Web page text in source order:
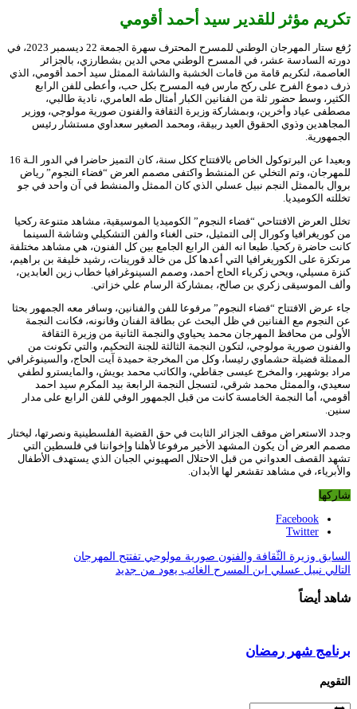
تكريم مؤثر للقدير سيد أحمد أقومي
رُفع ستار المهرجان الوطني للمسرح المحترف سهرة الجمعة 22 ديسمبر 2023، في
دورته السادسة عشر، في المسرح الوطني محي الدين بشطارزي، بالجزائر
العاصمة، لتكريم قامة من قامات الخشبة والشاشة الممثل سيد أحمد أقومي، الذي
ذرف دموع الفرح على ركح مارس فيه المسرح بكل حب، وأعطى للفن الرابع
الكثير، وسط حضور ثلة من الفنانين الكبار أمثال طه العامري، نادية طالبي،
مصطفى عياد وأخرين، وبمشاركة وزيرة الثقافة والفنون صورية مولوجي، ووزير
المجاهدين وذوي الحقوق العيد ربيقة، ومحمد الصغير سعداوي مستشار رئيس
الجمهورية.
وبعيدا عن البرتوكول الخاص بالافتتاح ككل سنة، كان التميز حاضرا في الدور الـة 16
للمهرجان، وتم التخلي عن المنشط واكتفى مصمم العرض “فضاء النجوم” رياض
بروال بالممثل النجم نبيل عسلي الذي كان الممثل والمنشط في آن واحد في جو
تخللته الكوميديا.
تخلل العرض الافتتاحي “فضاء النجوم” الكوميديا الموسيقية، مشاهد متنوعة ركحيا
من كوريغرافيا وكورال إلى التمثيل، حتى الغناء والفن التشكيلي وشاشة السينما
كانت حاضرة ركحيا. طبعا انه الفن الرابع الجامع بين كل الفنون، هي مشاهد مختلفة
مرتكزة على الكوريغرافيا التي أعدها كل من خالد قورينات، رشيد خليفة بن براهيم،
كنزة مسيلي، ويحي زكرياء الحاج أحمد، وصمم السينوغرافيا خطاب زين العابدين،
وألف الموسيقى زكري بن صالح، بمشاركة الرسام علي خزاتي.
جاء عرض الافتتاح “فضاء النجوم” مرفوعا للفن والفنانين، وسافر معه الجمهور بحثا
عن النجوم مع الفنانين في ظل البحث عن بطاقة الفنان وقانونه، فكانت النجمة
الأولى من محافظ المهرجان محمد يحياوي والنجمة الثانية من وزيرة الثقافة
والفنون صورية مولوجي، لتكون النجمة الثالثة للجنة التحكيم، والتي تكونت من
الممثلة فضيلة حشماوي رئيسا، وكل من المخرجة حميدة آيت الحاج، والسينوغرافي
مراد بوشهير، والمخرج عيسى جقاطي، والكاتب محمد بويش، والمايسترو لطفي
سعيدي، والممثل محمد شرقي، لتسجل النجمة الرابعة بيد المكرم سيد احمد
أقومي، أما النجمة الخامسة كانت من قبل الجمهور الوفي للفن الرابع على مدار
سنين.
وجدد الاستعراض موقف الجزائر الثابت في حق القضية الفلسطينية ونصرتها، ليختار
مصمم العرض أن يكون المشهد الأخير مرفوعا لأهلنا وإخواننا في فلسطين التي
تشهد القصف العدواني من قبل الاحتلال الصهيوني الجبان الذي يستهدف الأطفال
والأبرياء، في مشاهد تقشعر لها الأبدان.
شاركها
Facebook
Twitter
السابق وزيرة الثّقافة والفنون صورية مولوجي تفتتح المهرجان
التالي نبيل عسلي ابن المسرح الغائب يعود من جديد
شاهد أيضاً
برنامج شهر رمضان
التقويم